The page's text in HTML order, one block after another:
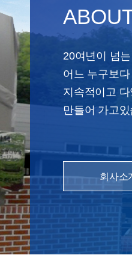
20여년이 넘
어느 누구보
지속적이고
만들어 가고
회사소